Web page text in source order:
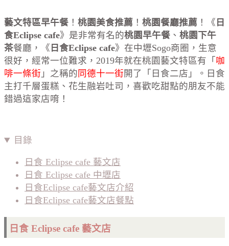
藝文特區早午餐 ！ 桃園美食推薦 ！ 桃園餐廳推薦 ！《 日
食Eclipse cafe》是非常有名的桃園早午餐 、 桃園下午
茶餐廳，《 日食Eclipse cafe》在中壢Sogo商圈，生意
很好，經常一位難求，2019年就在桃園藝文特區有「 咖
啡一條街 」之稱的 同德十一街 開了「日食二店」。日食
主打千層蛋糕、花生融岩吐司，喜歡吃甜點的朋友不能
錯過這家店唷！
目錄
日食 Eclipse cafe 藝文店
日食 Eclipse cafe 中壢店
日食Eclipse cafe藝文店介紹
日食Eclipse cafe藝文店餐點
日食 Eclipse cafe 藝文店